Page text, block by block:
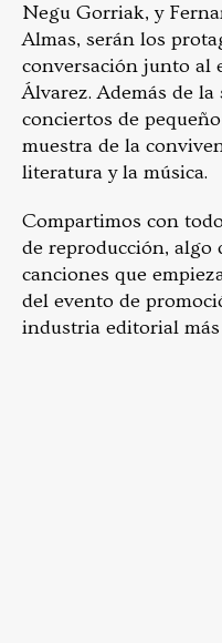
Negu Gorriak, y
Almas, serán los
conversación junto al
Álvarez. Además de
conciertos de
muestra de la
literatura y la música.
Compartimos con
de reproducción, algo
canciones que
del evento de
industria editorial